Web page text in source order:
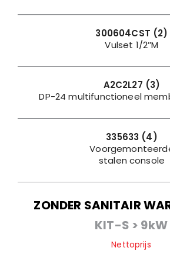
300604CST (2)
Vulset 1/2’’M
A2C2L27 (3)
DP-24 multifunctioneel
335633 (4)
stalen console
ZONDER SANITAIR
KIT-S > 9kW
Nettoprijs